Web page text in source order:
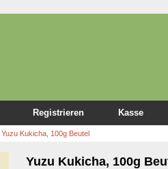
Registrieren Kasse
Yuzu Kukicha, 100g Beutel
Yuzu Kukicha, 100g